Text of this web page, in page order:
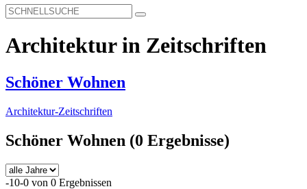
Architektur in Zeitschriften
Schöner Wohnen
Architektur-Zeitschriften
Schöner Wohnen (0 Ergebnisse)
-10-0 von 0 Ergebnissen